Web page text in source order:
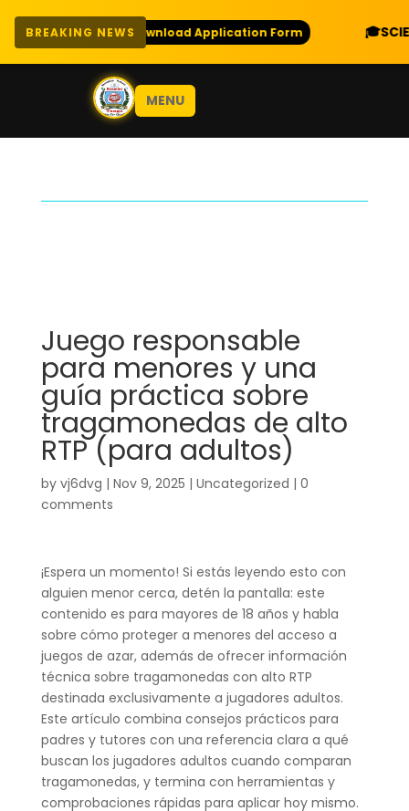
BREAKING NEWS
Download Application Form 🎓SCIENCE
MENU
Juego responsable
para menores y una
guía práctica sobre
tragamonedas de alto
RTP (para adultos)
by vj6dvg | Nov 9, 2025 | Uncategorized | 0
comments
¡Espera un momento! Si estás leyendo esto con
alguien menor cerca, detén la pantalla: este
contenido es para mayores de 18 años y habla
sobre cómo proteger a menores del acceso a
juegos de azar, además de ofrecer información
técnica sobre tragamonedas con alto RTP
destinada exclusivamente a jugadores adultos.
Este artículo combina consejos prácticos para
padres y tutores con una referencia clara a qué
buscan los jugadores adultos cuando comparan
tragamonedas, y termina con herramientas y
comprobaciones rápidas para aplicar hoy mismo.